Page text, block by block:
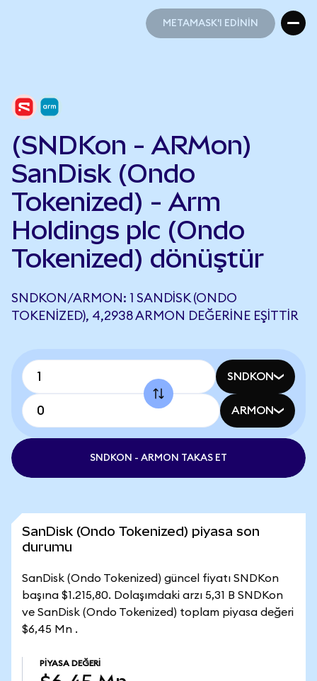
METAMASK'I EDİNİN
(SNDKon - ARMon)
SanDisk (Ondo
Tokenized) - Arm
Holdings plc (Ondo
Tokenized) dönüştür
SNDKON/ARMON: 1 SANDISK (ONDO
TOKENIZED), 4,2938 ARMON DEĞERINE EŞITTIR
SNDKON
ARMON
SNDKON - ARMON TAKAS ET
SanDisk (Ondo Tokenized) piyasa son
durumu
SanDisk (Ondo Tokenized) güncel fiyatı SNDKon
başına $1.215,80. Dolaşımdaki arzı 5,31 B SNDKon
ve SanDisk (Ondo Tokenized) toplam piyasa değeri
$6,45 Mn .
PIYASA DEĞERI